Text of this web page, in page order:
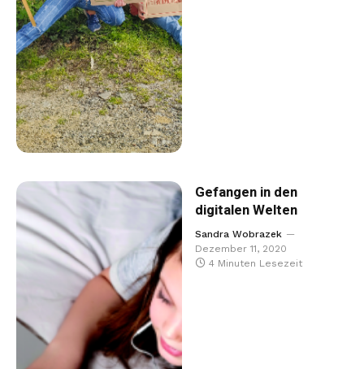
Gefangen in den
digitalen Welten
Sandra Wobrazek
Dezember 11, 2020
4 Minuten Lesezeit